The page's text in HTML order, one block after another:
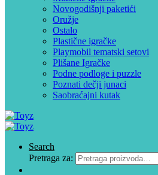
Novogodišnji paketići
Oružje
Ostalo
Plastične igračke
Playmobil tematski setovi
Plišane Igračke
Podne podloge i puzzle
Poznati dečji junaci
Saobraćajni kutak
Search
Pretraga za: